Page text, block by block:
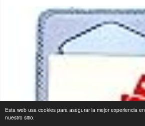
Esta web usa cookies para asegurar la mejor experiencia en
nuestro sitio.